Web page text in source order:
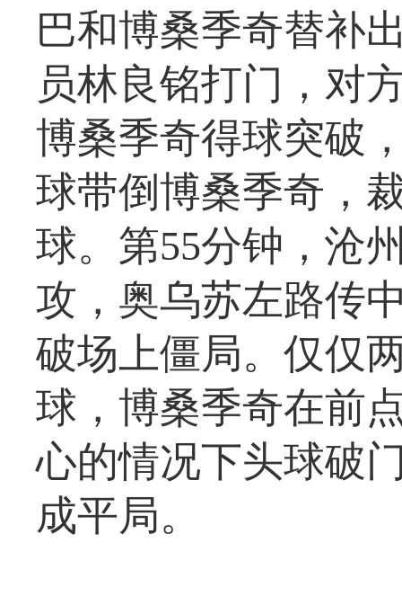
巴和博桑季奇替补
员林良铭打门，对
博桑季奇得球突破
球带倒博桑季奇，
球。第55分钟，沧
攻，奥乌苏左路传
破场上僵局。仅仅
球，博桑季奇在前
心的情况下头球破
成平局。